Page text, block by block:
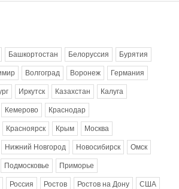
Башкортостан Белоруссия Бурятия
Волгоград Воронеж Германия
Иркутск Казахстан Калуга
Кемерово Краснодар
Красноярск Крым Москва
Нижний Новгород Новосибирск Омск
Подмосковье Приморье
Россия Ростов Ростов на Дону США